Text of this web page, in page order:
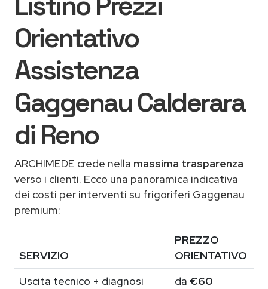
Orientativo
Assistenza
Gaggenau Calderara
di Reno
ARCHIMEDE crede nella massima trasparenza
verso i clienti. Ecco una panoramica indicativa
dei costi per interventi su frigoriferi Gaggenau
premium:
SERVIZIO
PREZZO
ORIENTATIVO
Uscita tecnico + diagnosi
da €60